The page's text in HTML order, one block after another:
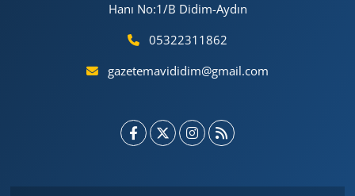
Hanı No:1/B Didim-Aydın
05322311862
gazetemavididim@gmail.com